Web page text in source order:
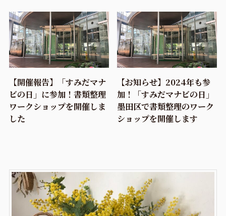
【開催報告】「すみだマナ
ビの日」に参加！書類整理
ワークショップを開催しま
した
【お知らせ】2024年も参
加！「すみだマナビの日」
墨田区で書類整理のワーク
ショップを開催します